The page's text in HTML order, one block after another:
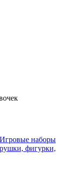
Игровые наборы
фигурки,